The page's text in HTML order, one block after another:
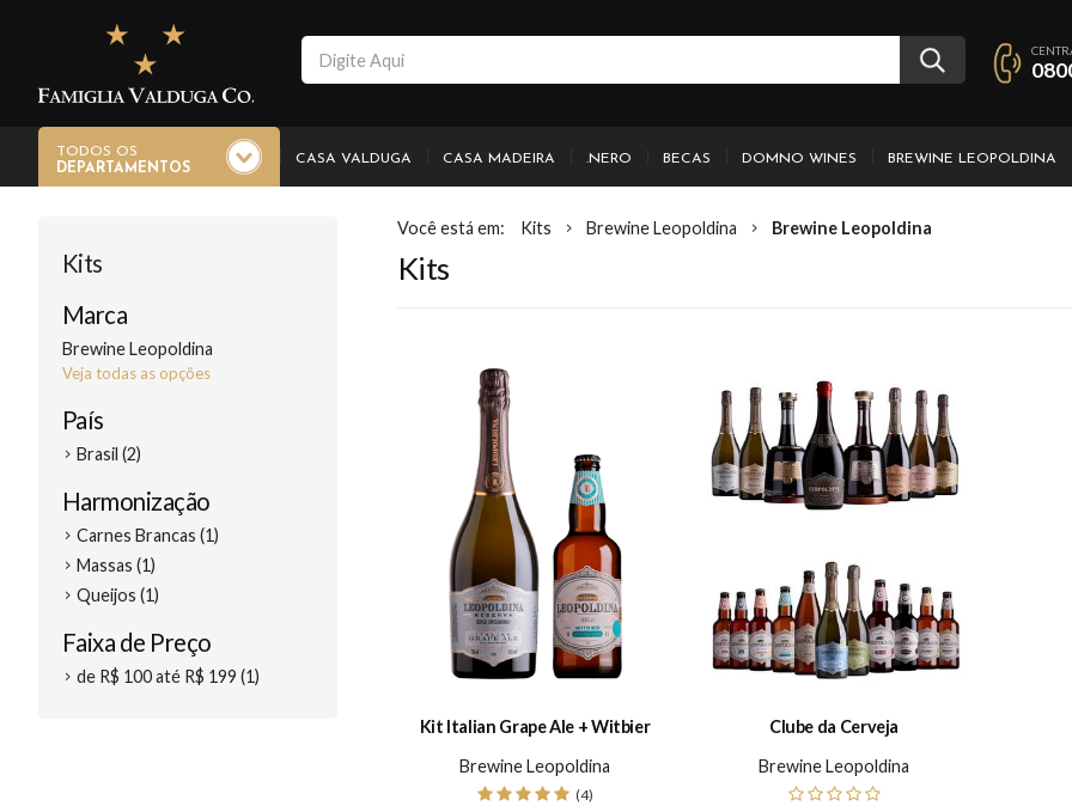
TODOS OS
DEPARTAMENTOS
CASA VALDUGA CASA MADEIRA .NERO BECAS DOMNO WINES BREWINE LEOPOLDINA
Kits
Marca
Brewine Leopoldina
Veja todas as opções
País
Brasil (2)
Harmonização
Carnes Brancas (1)
Massas (1)
Queijos (1)
Faixa de Preço
de R$ 100 até R$ 199 (1)
Kits Brewine Leopoldina Brewine Leopoldina
Kits
Kit Italian Grape Ale + Witbier
Brewine Leopoldina
(4)
Clube da Cerveja
Brewine Leopoldina